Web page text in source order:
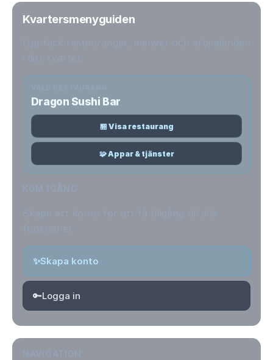
Kvartersmenyguiden
Dragon Sushi Bar
🏪 Visa restaurang
🧩 Appar & tjänster
✨Skapa konto
🔑Logga in